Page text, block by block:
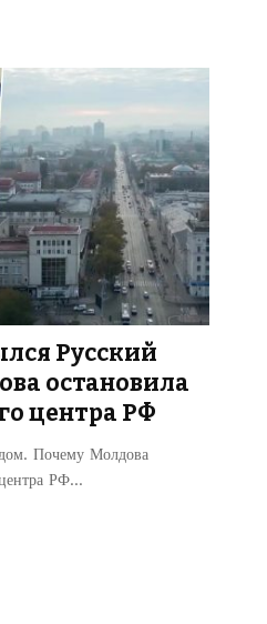
Русский
остановила
центра РФ
Почему Молдова
центра РФ…